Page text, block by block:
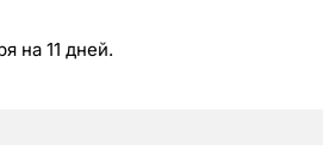
на 11 дней.